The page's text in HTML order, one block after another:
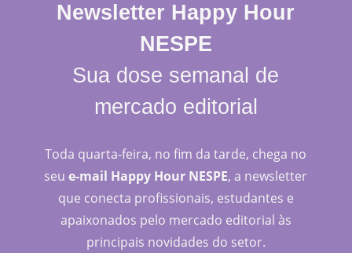
Newsletter Happy Hour
NESPE
Sua dose semanal de
mercado editorial
Toda quarta-feira, no fim da tarde, chega no
seue-mail Happy Hour NESPE, a newsletter
que conecta profissionais, estudantes e
apaixonados pelo mercado editorial às
principais novidades do setor.